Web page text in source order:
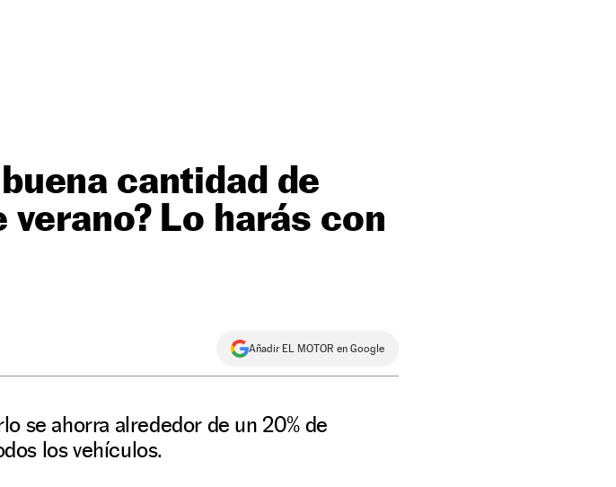
cantidad de
Lo harás con
Añadir EL MOTOR en Google
se ahorra alrededor de un 20% de
los vehículos.